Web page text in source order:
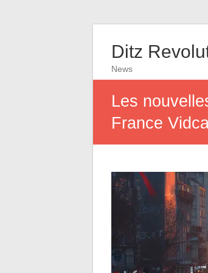
Ditz
News
Les
France